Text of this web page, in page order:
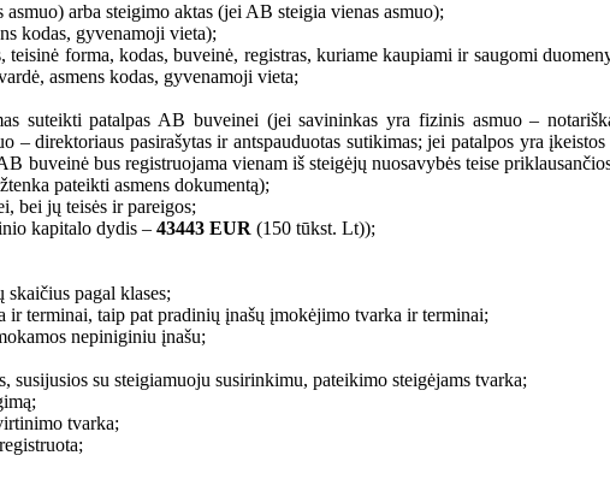
arba steigimo aktas (jei AB steigia vienas asmuo);
kodas, gyvenamoji vieta);
forma, kodas, buveinė, registras, kuriame kaupiami ir saugomi
asmens kodas, gyvenamoji vieta;
suteikti patalpas AB buveinei (jei savininkas yra fizinis asmuo –
– direktoriaus pasirašytas ir antspauduotas sutikimas; jei patalpos yra įkeistos
buveinė bus registruojama vienam iš steigėjų nuosavybės teise
pateikti asmens dokumentą);
bei jų teisės ir pareigos;
kapitalo dydis – 43443 EUR (150 tūkst. Lt));
pagal klases;
terminai, taip pat pradinių įnašų įmokėjimo tvarka ir terminai;
nepiniginiu įnašu;
susijusios su steigiamuoju susirinkimu, pateikimo steigėjams tvarka;
tvarka;